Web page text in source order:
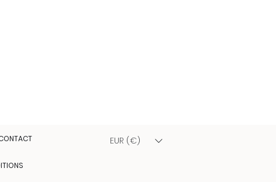
EUR (€)